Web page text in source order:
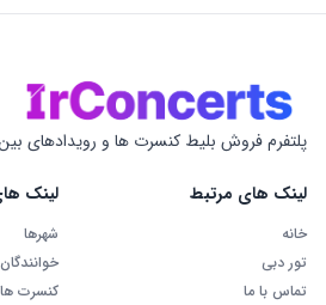
پلتفرم فروش بلیط کنسرت ها و رویدادهای بین
لینک های مرتبط
خانه
تور دبی
تماس با ما
لینک
شهرها
خوانندگان
کنسرت ها